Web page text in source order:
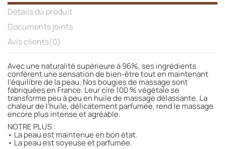
Détails du produit
Documents joints
Avis clients(0)
Avec une naturalité supérieure à 96%, ses ingrédients
confèrent une sensation de bien-être tout en maintenant
l’équilibre de la peau. Nos bougies de massage sont
fabriquées en France. Leur cire 100 % végétale se
transforme peu à peu en huile de massage délassante. La
chaleur de l’huile, délicatement parfumée, rend le massage
encore plus intense et agréable.
NOTRE PLUS :
• La peau est maintenue en bon état.
• La peau est soyeuse et parfumée.